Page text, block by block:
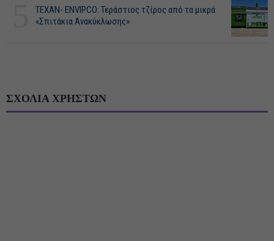
ΤΕΧΑΝ- ENVIPCO: Τεράστιος τζίρος από τα μικρά
«Σπιτάκια Ανακύκλωσης»
ΣΧΟΛΙΑ ΧΡΗΣΤΩΝ